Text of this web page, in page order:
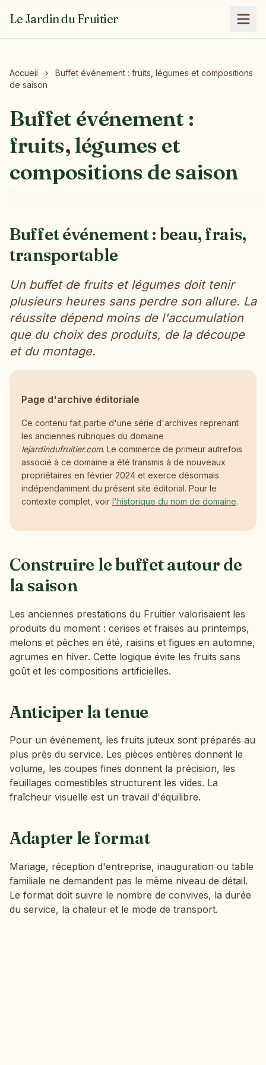
Le Jardin du Fruitier
Accueil ›
Buffet événement : fruits, légumes et compositions
de saison
Buffet événement :
fruits, légumes et
compositions de saison
Buffet événement : beau, frais,
transportable
Un buffet de fruits et légumes doit tenir
plusieurs heures sans perdre son allure. La
réussite dépend moins de l'accumulation
que du choix des produits, de la découpe
et du montage.
Page d'archive éditoriale
Ce contenu fait partie d'une série d'archives reprenant
les anciennes rubriques du domaine
lejardindufruitier.com. Le commerce de primeur autrefois
associé à ce domaine a été transmis à de nouveaux
propriétaires en février 2024 et exerce désormais
indépendamment du présent site éditorial. Pour le
contexte complet, voir l'historique du nom de domaine.
Construire le buffet autour de
la saison
Les anciennes prestations du Fruitier valorisaient les
produits du moment : cerises et fraises au printemps,
melons et pêches en été, raisins et figues en automne,
agrumes en hiver. Cette logique évite les fruits sans
goût et les compositions artificielles.
Anticiper la tenue
Pour un événement, les fruits juteux sont préparés au
plus près du service. Les pièces entières donnent le
volume, les coupes fines donnent la précision, les
feuillages comestibles structurent les vides. La
fraîcheur visuelle est un travail d'équilibre.
Adapter le format
Mariage, réception d'entreprise, inauguration ou table
familiale ne demandent pas le même niveau de détail.
Le format doit suivre le nombre de convives, la durée
du service, la chaleur et le mode de transport.